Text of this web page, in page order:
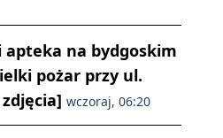
apteka na bydgoskim
pożar przy ul.
wczoraj, 06:20